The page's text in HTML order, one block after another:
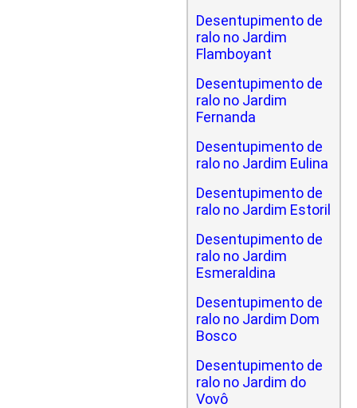
Desentupimento de
ralo no Jardim
Flamboyant
Desentupimento de
ralo no Jardim
Fernanda
Desentupimento de
ralo no Jardim Eulina
Desentupimento de
ralo no Jardim Estoril
Desentupimento de
ralo no Jardim
Esmeraldina
Desentupimento de
ralo no Jardim Dom
Bosco
Desentupimento de
ralo no Jardim do
Vovô